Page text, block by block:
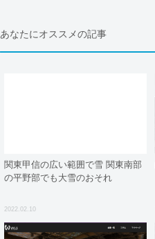
あなたにオススメの記事
関東甲信の広い範囲で雪 関東南部
の平野部でも大雪のおそれ
2022.02.10